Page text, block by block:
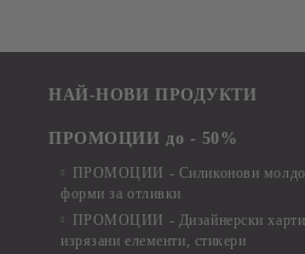
НАЙ-НОВИ ПРОДУКТИ
ПРОМОЦИИ до - 50%
ПРОМОЦИИ - Силиконови
форми за отливки
ПРОМОЦИИ - Дизайнерски
изрязани елементи, стикери